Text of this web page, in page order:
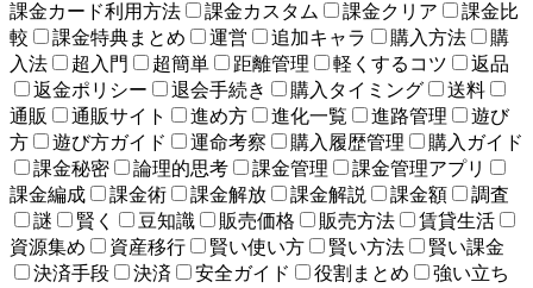
課金カード利用方法
課金カスタム 課金クリア
課金比
較
課金特典まとめ 運営 追加キャラ 購入方法
購
入法
超入門 超簡単 距離管理 軽くするコツ
返品
返金ポリシー
退会手続き 購入タイミング
送料
通販
通販サイト 進め方 進化一覧 進路管理
遊び
方
遊び方ガイド 運命考察 購入履歴管理
購入ガイド
課金秘密
論理的思考 課金管理
課金管理アプリ
課金編成
課金術 課金解放 課金解説 課金額
調査
謎
賢く 豆知識 販売価格 販売方法
賃貸生活
資源集め
資産移行 賢い使い方 賢い方法
賢い課金
決済手段
決済 安全ガイド 役割まとめ
強い立ち